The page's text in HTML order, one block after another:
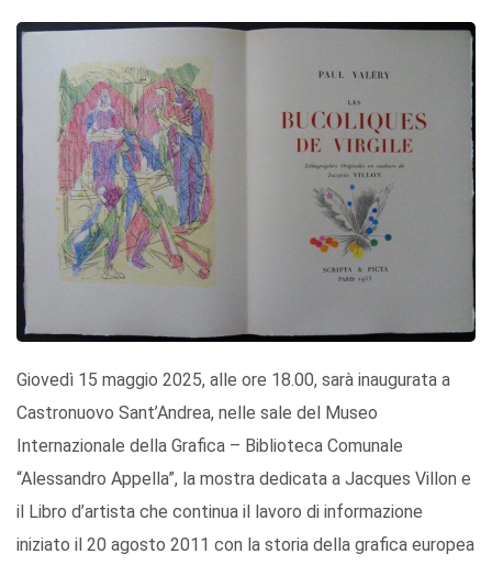
Giovedì 15 maggio 2025, alle ore 18.00, sarà inaugurata a
Castronuovo Sant’Andrea, nelle sale del Museo
Internazionale della Grafica – Biblioteca Comunale
“Alessandro Appella”, la mostra dedicata a Jacques Villon e
il Libro d’artista che continua il lavoro di informazione
iniziato il 20 agosto 2011 con la storia della grafica europea